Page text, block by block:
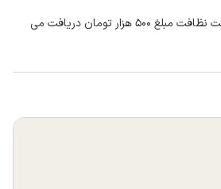
در صورت عدم رعایت نظافت مبلغ 500 هزار تومان دریافت می